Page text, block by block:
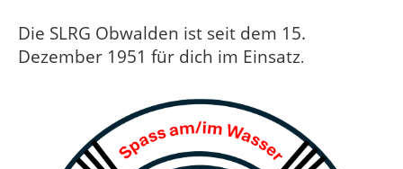
Die SLRG Obwalden ist seit dem 15.
Dezember 1951 für dich im Einsatz.